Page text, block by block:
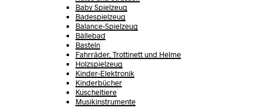
Baby Spielzeug
Badespielzeug
Balance-Spielzeug
Bällebad
Basteln
Fahrräder, Trottinett und Helme
Holzspielzeug
Kinder-Elektronik
Kinderbücher
Kuscheltiere
Musikinstrumente